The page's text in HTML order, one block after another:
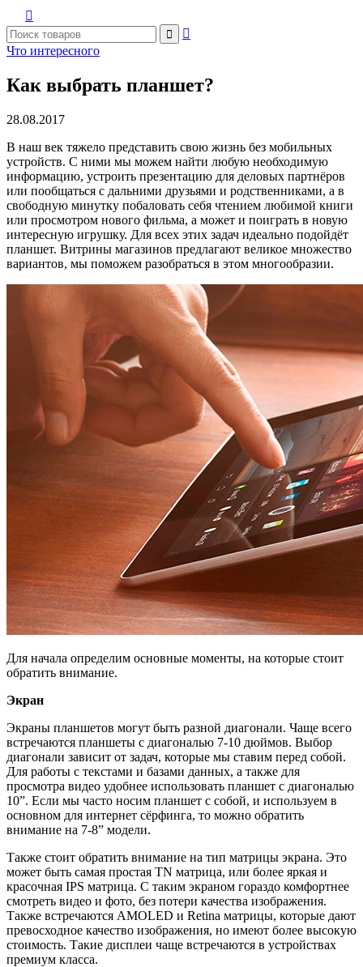



Что интересного
Как выбрать планшет?
28.08.2017
В наш век тяжело представить свою жизнь без мобильных
устройств. С ними мы можем найти любую необходимую
информацию, устроить презентацию для деловых партнёров
или пообщаться с дальними друзьями и родственниками, а в
свободную минутку побаловать себя чтением любимой книги
или просмотром нового фильма, а может и поиграть в новую
интересную игрушку. Для всех этих задач идеально подойдёт
планшет. Витрины магазинов предлагают великое множество
вариантов, мы поможем разобраться в этом многообразии.
Для начала определим основные моменты, на которые стоит
обратить внимание.
Экран
Экраны планшетов могут быть разной диагонали. Чаще всего
встречаются планшеты с диагональю 7-10 дюймов. Выбор
диагонали зависит от задач, которые мы ставим перед собой.
Для работы с текстами и базами данных, а также для
просмотра видео удобнее использовать планшет с диагональю
10”. Если мы часто носим планшет с собой, и используем в
основном для интернет сёрфинга, то можно обратить
внимание на 7-8” модели.
Также стоит обратить внимание на тип матрицы экрана. Это
может быть самая простая TN матрица, или более яркая и
красочная IPS матрица. С таким экраном гораздо комфортнее
смотреть видео и фото, без потери качества изображения.
Также встречаются AMOLED и Retina матрицы, которые дают
превосходное качество изображения, но имеют более высокую
стоимость. Такие дисплеи чаще встречаются в устройствах
премиум класса.